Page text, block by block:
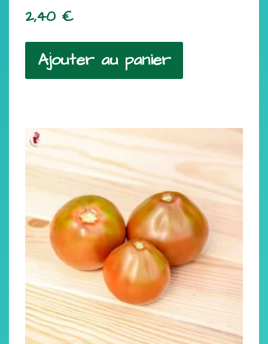
2,40 €
Ajouter au panier